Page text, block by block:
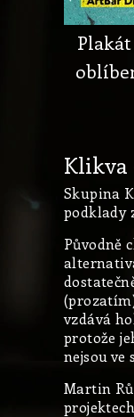
Klikva
Skupina
podklady
Původně
vzdává
protože
nejsou
Martin